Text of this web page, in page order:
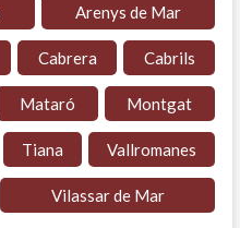
Arenys de Mar
Cabrera Cabrils
Mataró Montgat
Tiana Vallromanes
Vilassar de Mar